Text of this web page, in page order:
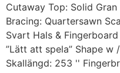
Cutaway Top: Solid
Bracing: Quartersawn
Svart Hals &
”Lätt att spela” Shape w
Skallängd: 253 ''